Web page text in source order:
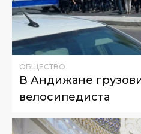
ОБЩЕСТВО
В Андижане
велосипедиста